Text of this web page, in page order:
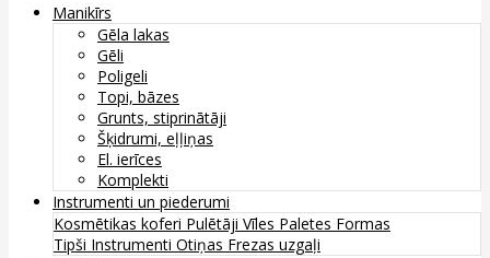
Manikīrs
Gēla lakas
Gēli
Poligeli
Topi, bāzes
Grunts, stiprinātāji
Šķidrumi, eļļiņas
El. ierīces
Komplekti
Instrumenti un piederumi
Kosmētikas koferi Pulētāji Vīles Paletes Formas
Tipši Instrumenti Otiņas Frezas uzgaļi